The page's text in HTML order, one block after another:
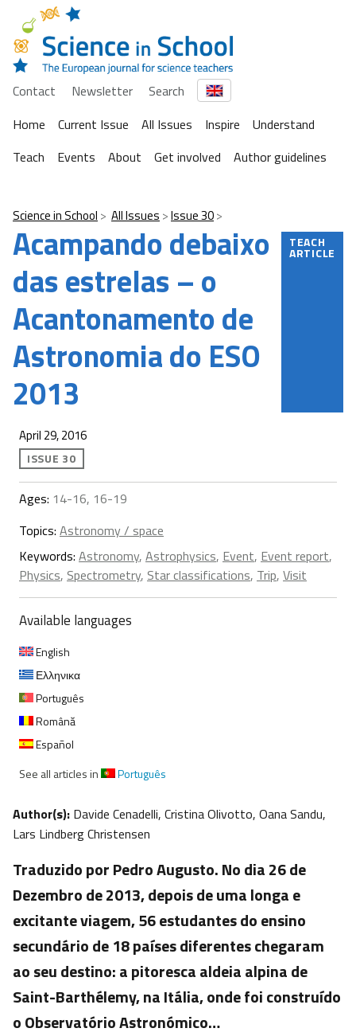
Contact Newsletter
Search
Home
Current Issue All Issues Inspire
Understand
Teach
Events About Get involved Author guidelines
Science in School All Issues Issue 30
Acampando debaixo
das estrelas – o
Acantonamento de
Astronomia do ESO
2013
TEACH
ARTICLE
April 29, 2016
ISSUE 30
Ages: 14-16, 16-19
Topics: Astronomy / space
Keywords: Astronomy, Astrophysics, Event, Event report,
Physics, Spectrometry, Star classifications, Trip, Visit
Available languages
English
Ελληνικα
Português
Română
Español
See all articles in
Português
Author(s): Davide Cenadelli, Cristina Olivotto, Oana Sandu,
Lars Lindberg Christensen
Traduzido por Pedro Augusto. No dia 26 de
Dezembro de 2013, depois de uma longa e
excitante viagem, 56 estudantes do ensino
secundário de 18 países diferentes chegaram
ao seu destino: a pitoresca aldeia alpina de
Saint-Barthélemy, na Itália, onde foi construído
o Observatório Astronómico…